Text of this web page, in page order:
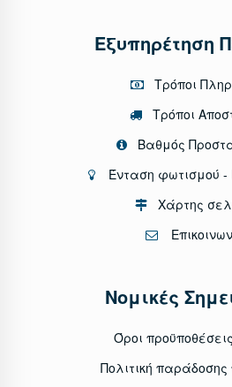
Εξυπηρέτηση
Τρόποι
Τρόποι
Βαθμός
Ένταση φωτισμού -
Χάρτης
Νομικές
Όροι
Πολιτική παράδοσης